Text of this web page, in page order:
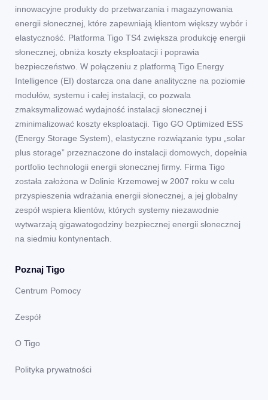
innowacyjne produkty do przetwarzania i magazynowania
energii słonecznej, które zapewniają klientom większy wybór i
elastyczność. Platforma Tigo TS4 zwiększa produkcję energii
słonecznej, obniża koszty eksploatacji i poprawia
bezpieczeństwo. W połączeniu z platformą Tigo Energy
Intelligence (EI) dostarcza ona dane analityczne na poziomie
modułów, systemu i całej instalacji, co pozwala
zmaksymalizować wydajność instalacji słonecznej i
zminimalizować koszty eksploatacji. Tigo GO Optimized ESS
(Energy Storage System), elastyczne rozwiązanie typu „solar
plus storage” przeznaczone do instalacji domowych, dopełnia
portfolio technologii energii słonecznej firmy. Firma Tigo
została założona w Dolinie Krzemowej w 2007 roku w celu
przyspieszenia wdrażania energii słonecznej, a jej globalny
zespół wspiera klientów, których systemy niezawodnie
wytwarzają gigawatogodziny bezpiecznej energii słonecznej
na siedmiu kontynentach.
Poznaj Tigo
Centrum Pomocy
Zespół
O Tigo
Polityka prywatności